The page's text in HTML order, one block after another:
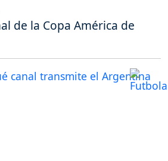
de la Copa América de